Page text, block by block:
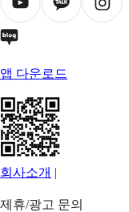
앱 다운로드
회사소개 |
제휴/광고 문의